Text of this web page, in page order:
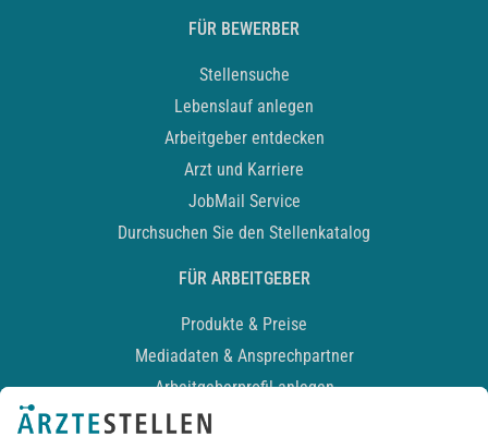
FÜR BEWERBER
Stellensuche
Lebenslauf anlegen
Arbeitgeber entdecken
Arzt und Karriere
JobMail Service
Durchsuchen Sie den Stellenkatalog
FÜR ARBEITGEBER
Produkte & Preise
Mediadaten & Ansprechpartner
Arbeitgeberprofil anlegen
Recruiting-Podcast